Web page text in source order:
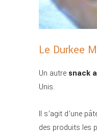
Le Durkee
Un autre snack
Unis.
Il s’agit d’une
des produits les